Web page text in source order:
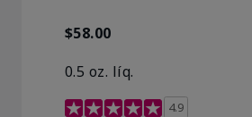
$58.00
0.5 oz. líq.
Calificación de clientes de
4.9